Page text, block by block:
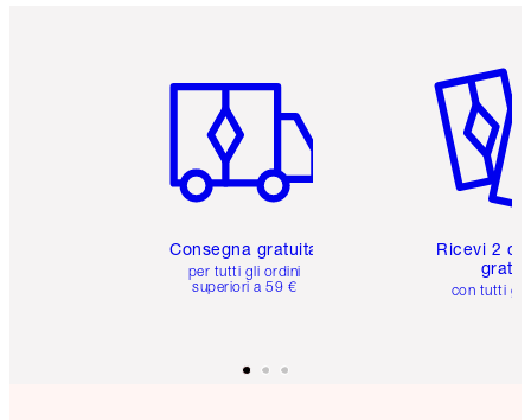
Consegna gratuita
per tutti gli ordini
superiori a 59 €
Ricevi 2
con tutti gli